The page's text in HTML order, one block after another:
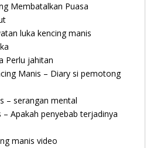
Membatalkan Puasa
luka kencing manis
Perlu jahitan
Manis – Diary si pemotong
– serangan mental
– Apakah penyebab terjadinya
manis video